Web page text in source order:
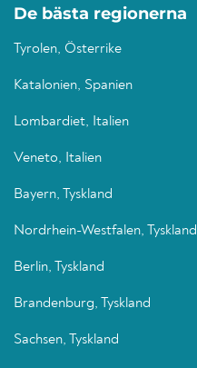
De bästa regionerna
Tyrolen, Österrike
Katalonien, Spanien
Lombardiet, Italien
Veneto, Italien
Bayern, Tyskland
Nordrhein-Westfalen, Tyskland
Berlin, Tyskland
Brandenburg, Tyskland
Sachsen, Tyskland